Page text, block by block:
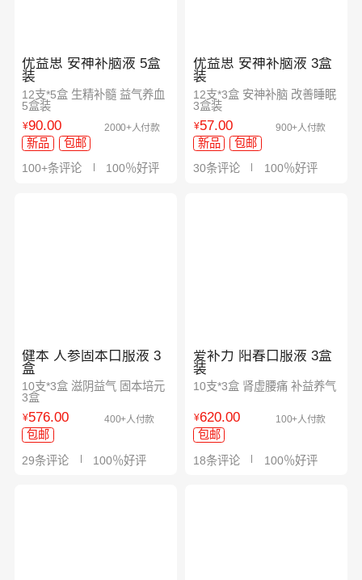
优益思 安神补脑液 5盒
装
12支*5盒 生精补髓 益气养血
5盒装
¥90.00 2000+人付款
新品
包邮
100+条评论
100％好评
优益思 安神补脑液 3盒
装
12支*3盒 安神补脑 改善睡眠
3盒装
¥57.00 900+人付款
新品
包邮
30条评论
100％好评
健本 人参固本口服液 3
盒
10支*3盒 滋阴益气 固本培元
3盒
¥576.00 400+人付款
包邮
29条评论
100％好评
爱补力 阳春口服液 3盒
装
10支*3盒 肾虚腰痛 补益养气
¥620.00 100+人付款
包邮
18条评论
100％好评